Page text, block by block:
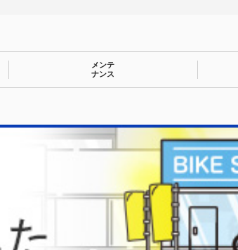
メンテ
ナンス